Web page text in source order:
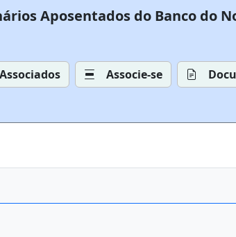
Aposentados do Banco do
Associados Associe-se